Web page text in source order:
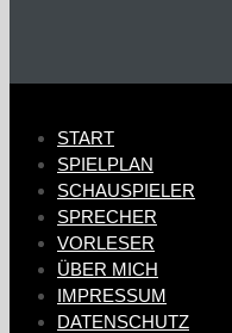
START
SPIELPLAN
SCHAUSPIELER
SPRECHER
VORLESER
ÜBER MICH
IMPRESSUM
DATENSCHUTZ